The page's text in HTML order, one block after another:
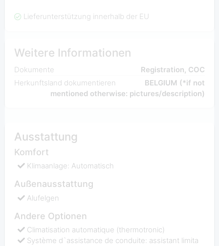
Lieferunterstützung innerhalb der EU
Weitere Informationen
Dokumente
Registration, COC
Herkunftsland dokumentieren
BELGIUM (*if not
mentioned otherwise: pictures/description)
Ausstattung
Komfort
Klimaanlage: Automatisch
Außenausstattung
Alufelgen
Andere Optionen
Climatisation automatique (thermotronic)
Système d`assistance de conduite: assistant limita